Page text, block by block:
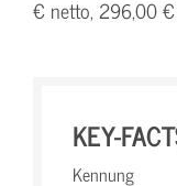
€ netto, 296,00
KEY-
Kennung